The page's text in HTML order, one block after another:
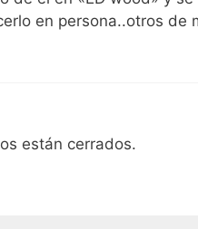
en persona..otros de
están cerrados.